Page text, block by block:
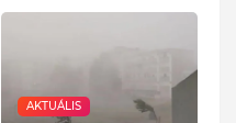
AKTUÁLIS